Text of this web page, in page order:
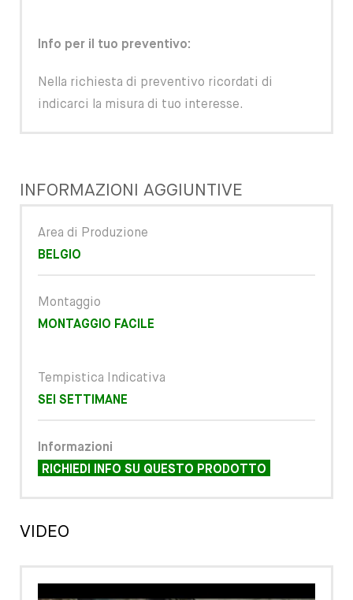
Info per il tuo preventivo:
Nella richiesta di preventivo ricordati di
indicarci la misura di tuo interesse.
INFORMAZIONI AGGIUNTIVE
Area di Produzione
BELGIO
Montaggio
MONTAGGIO FACILE
Tempistica Indicativa
SEI SETTIMANE
Informazioni
RICHIEDI INFO SU QUESTO PRODOTTO
VIDEO